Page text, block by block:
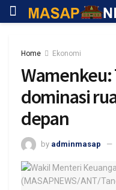
Home Ekonomi
dominasi
depan
by adminmasap